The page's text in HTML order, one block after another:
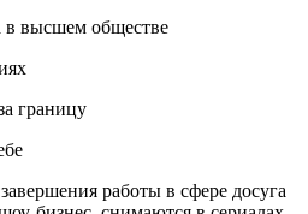
в высшем обществе
границу
работы в сфере досуга